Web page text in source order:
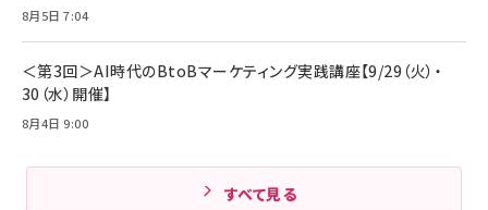
8月5日 7:04
＜第3回＞AI時代のBtoBマーケティング実践講座【9/29（火）・
30（水）開催】
8月4日 9:00
すべて見る